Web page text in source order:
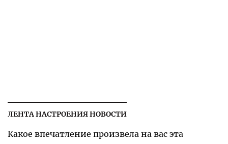
ЛЕНТА НАСТРОЕНИЯ НОВОСТИ
Какое впечатление произвела на вас эта